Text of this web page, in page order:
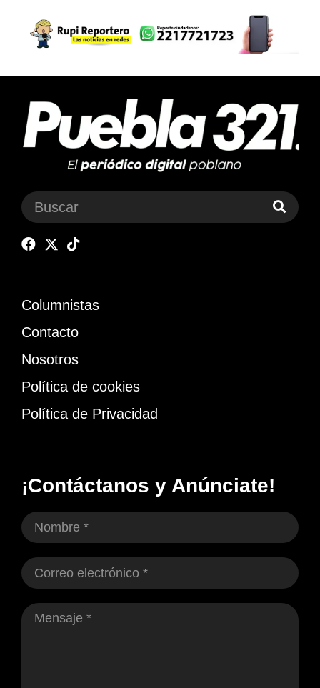
Columnistas
Contacto
Nosotros
Política de cookies
Política de Privacidad
¡Contáctanos y Anúnciate!